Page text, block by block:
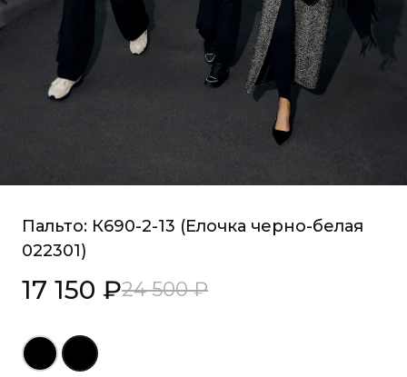
Пальто: К690-2-13 (Елочка черно-белая
022301)
17 150 ₽24 500₽